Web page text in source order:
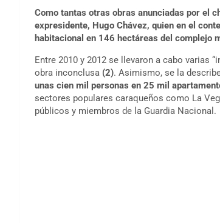
Como tantas otras obras anunciadas por el
expresidente, Hugo Chávez, quien en el
habitacional en 146 hectáreas del complejo
Entre 2010 y 2012 se llevaron a cabo varias
obra inconclusa (2). Asimismo, se la
unas cien mil personas en 25 mil
sectores populares caraqueños como La
públicos y miembros de la Guardia Nacional.